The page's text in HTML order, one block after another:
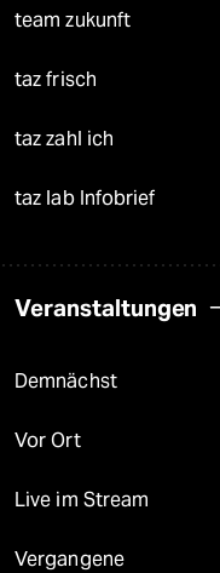
team zukunft
taz frisch
taz zahl ich
taz lab Infobrief
Veranstaltungen
Demnächst
Vor Ort
Live im Stream
Vergangene